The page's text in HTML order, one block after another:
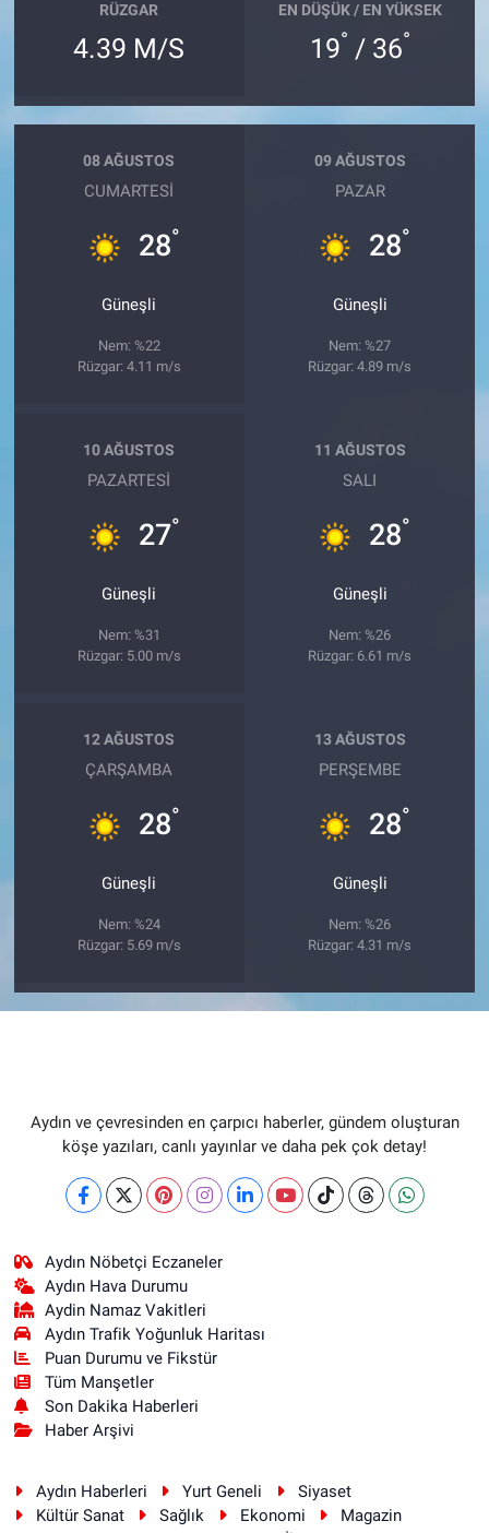
RÜZGAR
4.39 M/S
EN DÜŞÜK / EN YÜKSEK
19° / 36°
08 AĞUSTOS
CUMARTESI
28°
Güneşli
Nem: %22
Rüzgar: 4.11 m/s
09 AĞUSTOS
PAZAR
28°
Güneşli
Nem: %27
Rüzgar: 4.89 m/s
10 AĞUSTOS
PAZARTESI
27°
Güneşli
Nem: %31
Rüzgar: 5.00 m/s
11 AĞUSTOS
SALI
28°
Güneşli
Nem: %26
Rüzgar: 6.61 m/s
12 AĞUSTOS
ÇARŞAMBA
28°
Güneşli
Nem: %24
Rüzgar: 5.69 m/s
13 AĞUSTOS
PERŞEMBE
28°
Güneşli
Nem: %26
Rüzgar: 4.31 m/s
Aydın ve çevresinden en çarpıcı haberler, gündem oluşturan
köşe yazıları, canlı yayınlar ve daha pek çok detay!
Aydın Nöbetçi Eczaneler
Aydın Hava Durumu
Aydin Namaz Vakitleri
Aydın Trafik Yoğunluk Haritası
Puan Durumu ve Fikstür
Tüm Manşetler
Son Dakika Haberleri
Haber Arşivi
Aydın Haberleri Yurt Geneli
Siyaset
Kültür Sanat
Sağlık Ekonomi
Magazin